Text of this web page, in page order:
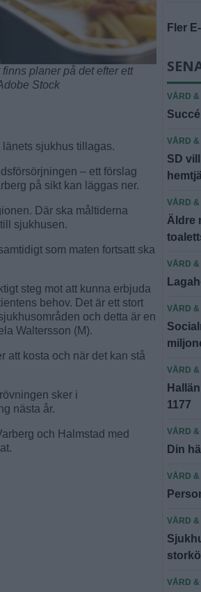
planer på det efter ett
Stock
sjukhus tillagas.
– ett förslag
på sikt kan läggas ner.
Där ska måltiderna
sjukhusen.
som maten fortsatt ska
steg mot att kunna erbjuda
behov. Det är ett stort
och detta är en
Waltersson (M).
att kosta och när det kan stå
sker i
nästa år.
och Halmstad med
Fler
VÅRD &
VÅRD &
SD
VÅRD &
Äldre
VÅRD &
VÅRD &
VÅRD &
1177
VÅRD &
Din
VÅRD &
VÅRD &
VÅRD &